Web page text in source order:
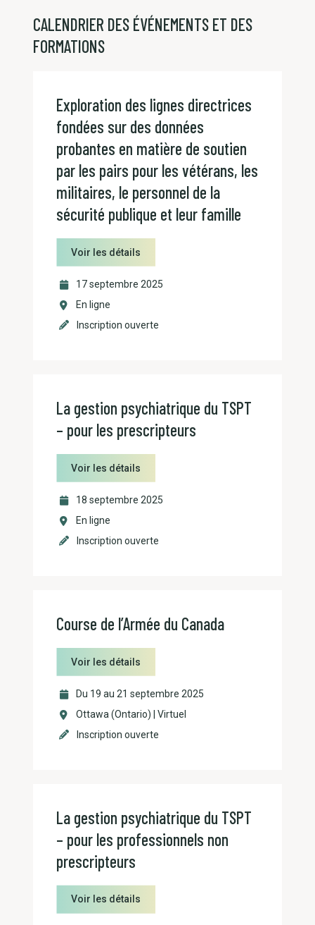
CALENDRIER DES ÉVÉNEMENTS ET DES
FORMATIONS
Exploration des lignes directrices
fondées sur des données
probantes en matière de soutien
par les pairs pour les vétérans, les
militaires, le personnel de la
sécurité publique et leur famille
Voir les détails
17 septembre 2025
En ligne
Inscription ouverte
La gestion psychiatrique du TSPT
– pour les prescripteurs
Voir les détails
18 septembre 2025
En ligne
Inscription ouverte
Course de l’Armée du Canada
Voir les détails
Du 19 au 21 septembre 2025
Ottawa (Ontario) | Virtuel
Inscription ouverte
La gestion psychiatrique du TSPT
– pour les professionnels non
prescripteurs
Voir les détails